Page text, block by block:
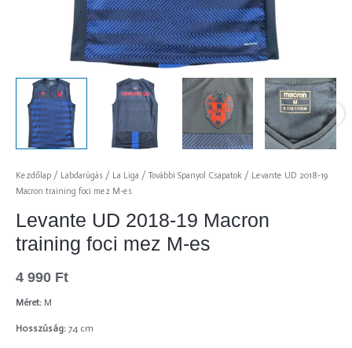
Kezdőlap / Labdarúgás / La Liga /További Spanyol Csapatok / Levante UD 2018-19
Macron training foci mez M-es
Levante UD 2018-19 Macron
training foci mez M-es
4 990 Ft
Méret: M
Hosszúság: 74 cm